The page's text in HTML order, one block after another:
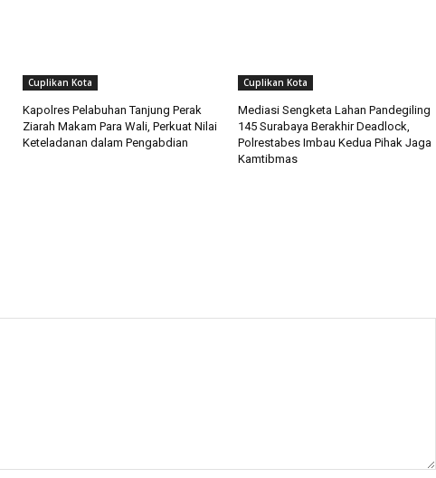
Cuplikan Kota
Kapolres Pelabuhan Tanjung Perak
Ziarah Makam Para Wali, Perkuat Nilai
Keteladanan dalam Pengabdian
Cuplikan Kota
Mediasi Sengketa Lahan Pandegiling
145 Surabaya Berakhir Deadlock,
Polrestabes Imbau Kedua Pihak Jaga
Kamtibmas